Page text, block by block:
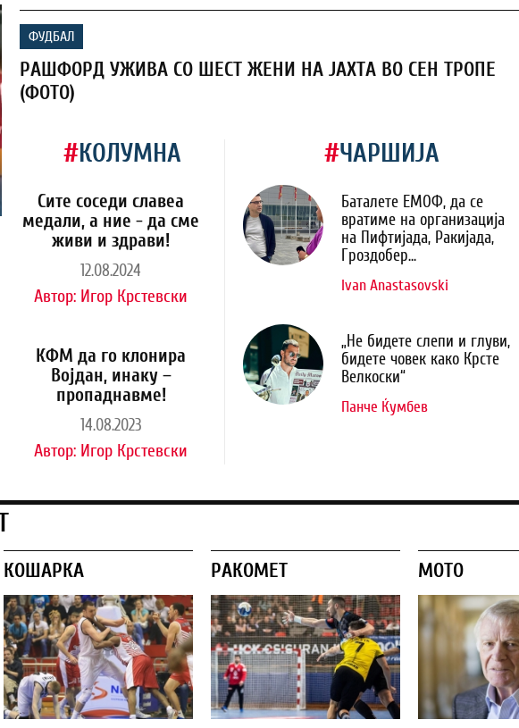
ФУДБАЛ
РАШФОРД УЖИВА СО ШЕСТ ЖЕНИ НА ЈАХТА ВО СЕН ТРОПЕ
(ФОТО)
#КОЛУМНА
Сите соседи славеа
медали, а ние - да сме
живи и здрави!
12.08.2024
Автор: Игор Крстевски
КФМ да го клонира
Војдан, инаку –
пропаднавме!
14.08.2023
Автор: Игор Крстевски
#ЧАРШИЈА
Баталете ЕМОФ, да се
вратиме на организација
на Пифтијада, Ракијада,
Гроздобер...
Ivan Anastasovski
„Не бидете слепи и глуви,
бидете човек како Крсте
Велкоски“
Панче Ќумбев
КОШАРКА РАКОМЕТ МОТО